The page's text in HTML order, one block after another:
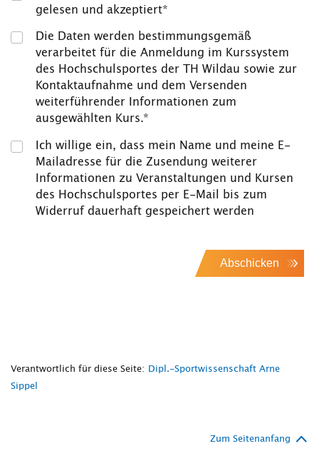
gelesen und akzeptiert*
Die Daten werden bestimmungsgemäß
verarbeitet für die Anmeldung im Kurssystem
des Hochschulsportes der TH Wildau sowie zur
Kontaktaufnahme und dem Versenden
weiterführender Informationen zum
ausgewählten Kurs.*
Ich willige ein, dass mein Name und meine E-
Mailadresse für die Zusendung weiterer
Informationen zu Veranstaltungen und Kursen
des Hochschulsportes per E-Mail bis zum
Widerruf dauerhaft gespeichert werden
Abschicken
Verantwortlich für diese Seite:
Dipl.-Sportwissenschaft Arne
Sippel
Zum Seitenanfang